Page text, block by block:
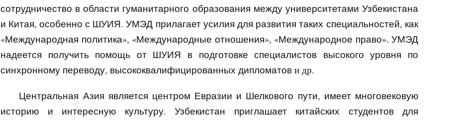
сотрудничество в области гуманитарного образования между университетами Узбекистана
и Китая, особенно с ШУИЯ. УМЭД прилагает усилия для развития таких специальностей, как
«Международная политика», «Международные отношения», «Международное право». УМЭД
надеется получить помощь от ШУИЯ в подготовке специалистов высокого уровня по
синхронному переводу, высококвалифицированных дипломатов и др.
Центральная Азия является центром Евразии и Шелкового пути, имеет многовековую
историю и интересную культуру. Узбекистан приглашает китайских студентов для